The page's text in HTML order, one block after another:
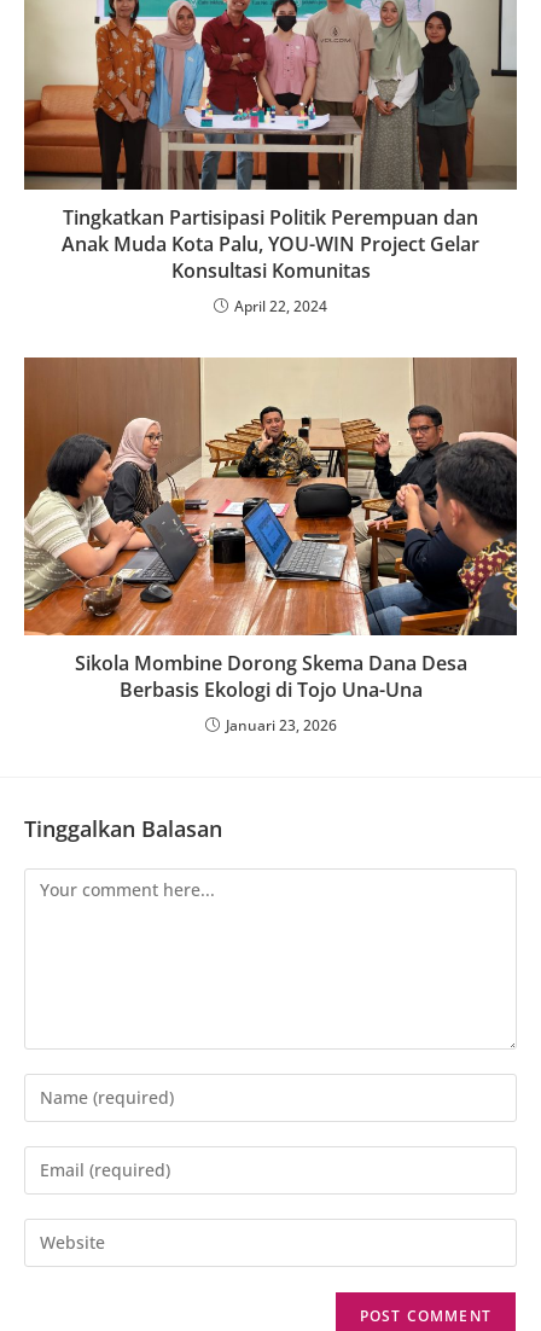
Tingkatkan Partisipasi Politik Perempuan dan
Anak Muda Kota Palu, YOU-WIN Project Gelar
Konsultasi Komunitas
April 22, 2024
Sikola Mombine Dorong Skema Dana Desa
Berbasis Ekologi di Tojo Una-Una
Januari 23, 2026
Tinggalkan Balasan
Comment
Enter
your
name
comment
Enter
your
email
address
Enter
your